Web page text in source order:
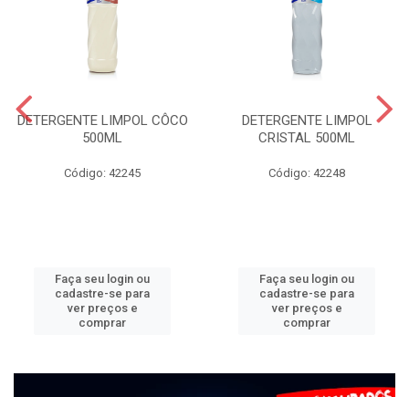
DETERGENTE LIMPOL CÔCO
500ML
Código: 42245
Faça seu login ou
cadastre-se para
ver preços e
comprar
DETERGENTE LIMPOL
CRISTAL 500ML
Código: 42248
Faça seu login ou
cadastre-se para
ver preços e
comprar